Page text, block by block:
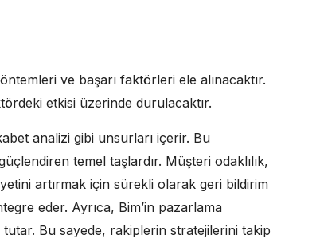
ve başarı faktörleri ele alınacaktır.
etkisi üzerinde durulacaktır.
analizi gibi unsurları içerir. Bu
temel taşlardır. Müşteri odaklılık,
artırmak için sürekli olarak geri bildirim
eder. Ayrıca, Bim’in pazarlama
Bu sayede, rakiplerin stratejilerini takip